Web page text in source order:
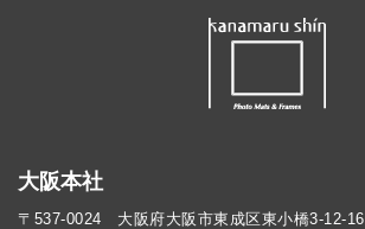
大阪本社
〒537-0024 大阪府大阪市東成区東小橋3-12-16